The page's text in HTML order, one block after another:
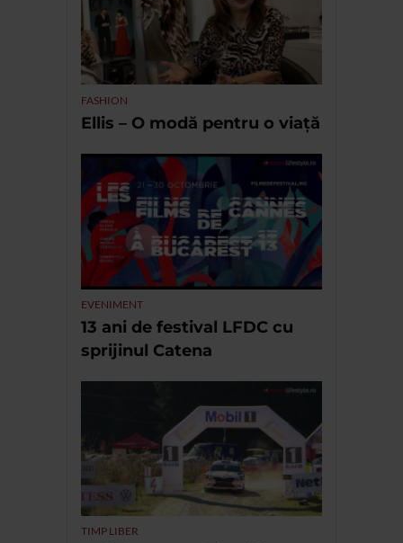
FASHION
Ellis – O modă pentru o viață
EVENIMENT
13 ani de festival LFDC cu
sprijinul Catena
TIMP LIBER